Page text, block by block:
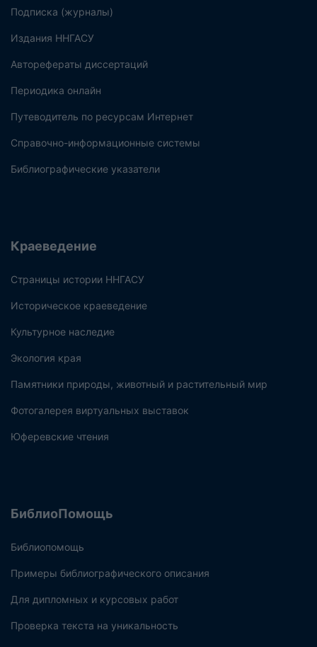
Подписка (журналы)
Издания ННГАСУ
Авторефераты диссертаций
Периодика онлайн
Путеводитель по ресурсам Интернет
Справочно-информационные системы
Библиографические указатели
Краеведение
Страницы истории ННГАСУ
Историческое краеведение
Культурное наследие
Экология края
Памятники природы, животный и растительный мир
Фотогалерея виртуальных выставок
Юферевские чтения
БиблиоПомощь
Библиопомощь
Примеры библиографического описания
Для дипломных и курсовых работ
Проверка текста на уникальность